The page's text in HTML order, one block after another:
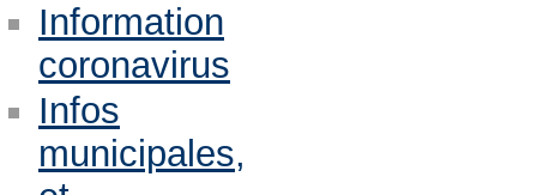
Information
coronavirus
Infos
municipales,